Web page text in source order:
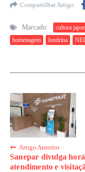
Compartilhar Artigo
Marcado: cultura
homenagem
londrina
Artigo Anterior
Sanepar divulga
atendimento e